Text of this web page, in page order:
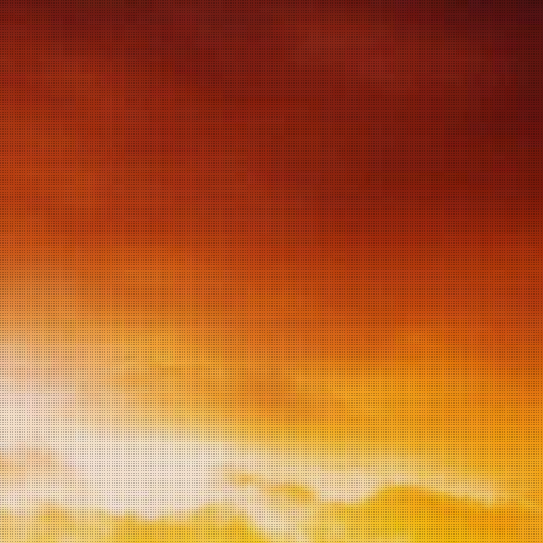
ACCESSOIRES OPENINGSTIJDEN
100% Primitivo,
Nardo,
Zuid-Italië